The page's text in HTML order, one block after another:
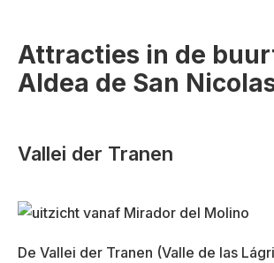
Attracties in de
Aldea de San
Vallei der Tranen
De Vallei der Tranen (Valle de las